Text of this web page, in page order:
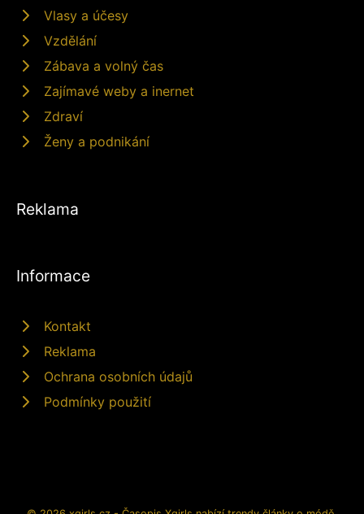
Vlasy a účesy
Vzdělání
Zábava a volný čas
Zajímavé weby a inernet
Zdraví
Ženy a podnikání
Reklama
Informace
Kontakt
Reklama
Ochrana osobních údajů
Podmínky použití